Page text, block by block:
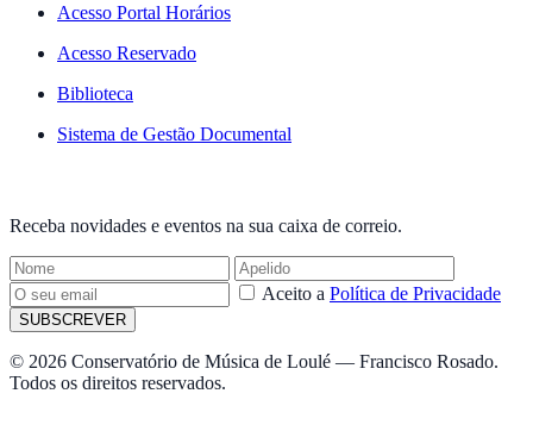
Acesso Portal Horários
Acesso Reservado
Biblioteca
Sistema de Gestão Documental
Receba novidades e eventos na sua caixa de correio.
Aceito a Política de Privacidade
SUBSCREVER
© 2026 Conservatório de Música de Loulé — Francisco Rosado.
Todos os direitos reservados.